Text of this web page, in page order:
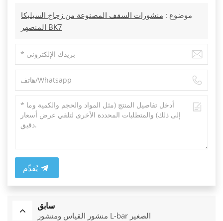
موضوع : منشورات السقف المصنوعة من زجاج السيليكا
المنصهر BK7
يُقدِّم
سابق
منشور القياس ومنشور L-bar الصغير